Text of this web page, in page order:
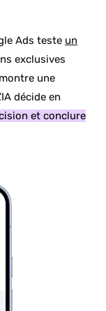
Ads teste un
exclusives
une
décide en
et conclure